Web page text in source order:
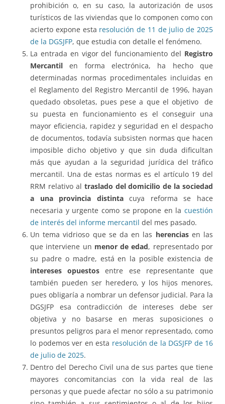
prohibición o, en su caso, la autorización de usos
turísticos de las viviendas que lo componen como con
acierto expone esta resolución de 11 de julio de 2025
de la DGSJFP, que estudia con detalle el fenómeno.
La entrada en vigor del funcionamiento del Registro
Mercantil en forma electrónica, ha hecho que
determinadas normas procedimentales incluidas en
el Reglamento del Registro Mercantil de 1996, hayan
quedado obsoletas, pues pese a que el objetivo de
su puesta en funcionamiento es el conseguir una
mayor eficiencia, rapidez y seguridad en el despacho
de documentos, todavía subsisten normas que hacen
imposible dicho objetivo y que sin duda dificultan
más que ayudan a la seguridad jurídica del tráfico
mercantil. Una de estas normas es el artículo 19 del
RRM relativo al traslado del domicilio de la sociedad
a una provincia distintacuya reforma se hace
necesaria y urgente como se propone en la cuestión
de interés del informe mercantil del mes pasado.
Un tema vidrioso que se da en las herenciasen las
que interviene un menor de edad, representado por
su padre o madre, está en la posible existencia de
intereses opuestos entre ese representante que
también pueden ser heredero, y los hijos menores,
pues obligaría a nombrar un defensor judicial. Para la
DGSJFP esa contradicción de intereses debe ser
objetiva y no basarse en meras suposiciones o
presuntos peligros para el menor representado, como
lo podemos ver en esta resolución de la DGSJFP de 16
de julio de 2025.
Dentro del Derecho Civil una de sus partes que tiene
mayores concomitancias con la vida real de las
personas y que puede afectar no sólo a su patrimonio